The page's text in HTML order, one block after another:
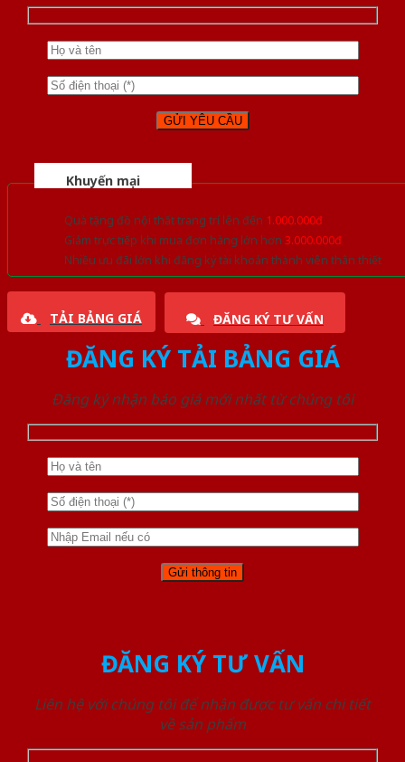
Khuyến mại
Quà tặng đồ nội thất trang trí lên đến 1.000.000đ
Giảm trực tiếp khi mua đơn hàng lớn hơn 3.000.000đ
Nhiều ưu đãi lớn khi đăng ký tài khoản thành viên thân thiết
TẢI BẢNG GIÁ ĐĂNG KÝ TƯ VẤN
ĐĂNG KÝ TẢI BẢNG GIÁ
Đăng ký nhận báo giá mới nhất từ chúng tôi
ĐĂNG KÝ TƯ VẤN
Liên hệ với chúng tôi để nhận được tư vấn chi tiết
về sản phẩm